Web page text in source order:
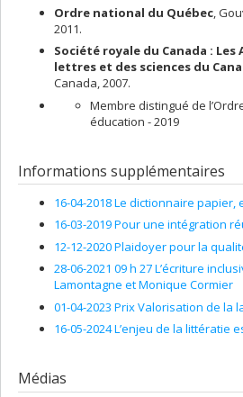
Ordre national du Québec,
2011.
Société royale du Canada : Les
lettres et des sciences du
Canada, 2007.
Membre distingué de
éducation - 2019
Informations supplémentaires
16-04-2018 Le dictionnaire papier,
16-03-2019 Pour une intégration
12-12-2020 Plaidoyer pour la
28-06-2021 09 h 27 L’écriture
Lamontagne et Monique Cormier
01-04-2023 Prix Valorisation de la
16-05-2024 L’enjeu de la littératie
Médias